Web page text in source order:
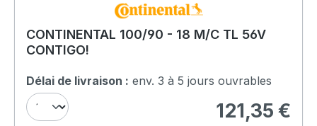
CONTINENTAL 100/90 - 18 M/C TL 56V
CONTIGO!
Délai de livraison : env. 3 à 5 jours ouvrables
Prix régulier :
121,35 €